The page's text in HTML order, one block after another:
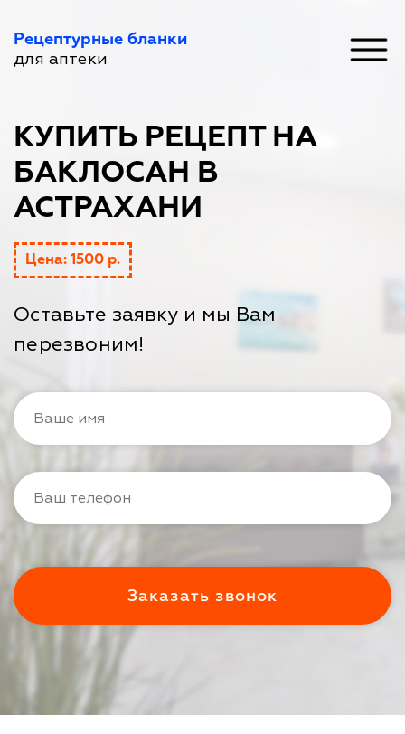
Рецептурные бланки
для аптеки
КУПИТЬ РЕЦЕПТ НА
БАКЛОСАН В
АСТРАХАНИ
Цена: 1500 р.
Оставьте заявку и мы Вам
перезвоним!